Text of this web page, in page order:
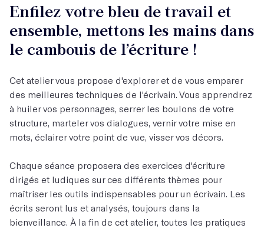
Enfilez votre bleu de travail et
ensemble, mettons les mains dans
le cambouis de l’écriture !
Cet atelier vous propose d'explorer et de vous emparer
des meilleures techniques de l'écrivain. Vous apprendrez
à huiler vos personnages, serrer les boulons de votre
structure, marteler vos dialogues, vernir votre mise en
mots, éclairer votre point de vue, visser vos décors.
Chaque séance proposera des exercices d'écriture
dirigés et ludiques sur ces différents thèmes pour
maîtriser les outils indispensables pour un écrivain. Les
écrits seront lus et analysés, toujours dans la
bienveillance. À la fin de cet atelier, toutes les pratiques